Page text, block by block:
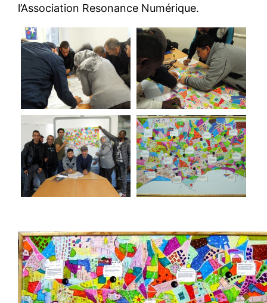
l’Association Resonance Numérique.